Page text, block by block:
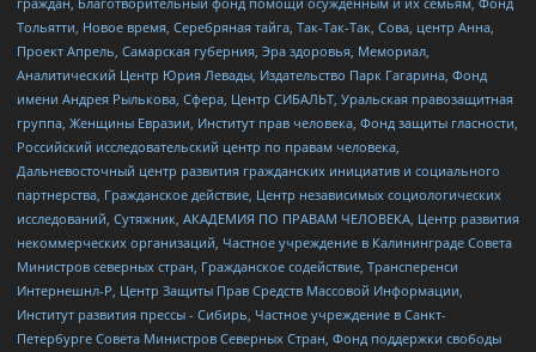
Тольятти, Новое время, Серебряная тайга, Так-Так-Так, Сова, центр Анна,
Проект Апрель, Самарская губерния, Эра здоровья, Мемориал,
Аналитический Центр Юрия Левады, Издательство Парк Гагарина, Фонд
имени Андрея Рылькова, Сфера, Центр СИБАЛЬТ, Уральская правозащитная
группа, Женщины Евразии, Институт прав человека, Фонд защиты гласности,
Российский исследовательский центр по правам человека,
Дальневосточный центр развития гражданских инициатив и социального
партнерства, Гражданское действие, Центр независимых социологических
исследований, Сутяжник, АКАДЕМИЯ ПО ПРАВАМ ЧЕЛОВЕКА, Центр развития
некоммерческих организаций, Частное учреждение в Калининграде Совета
Министров северных стран, Гражданское содействие, Трансперенси
Интернешнл-Р, Центр Защиты Прав Средств Массовой Информации,
Институт развития прессы - Сибирь, Частное учреждение в Санкт-
Петербурге Совета Министров Северных Стран, Фонд поддержки свободы